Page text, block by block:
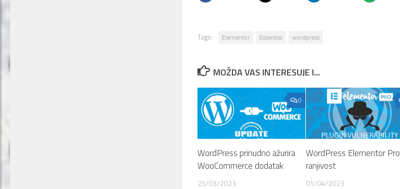
Tags: Elementor Essential wordpress
MOŽDA VAS INTERESUJE I...
0
WordPress prinudno ažurira
WooCommerce dodatak
25/03/2023
WordPress Elementor Pro
ranjivost
01/04/2023